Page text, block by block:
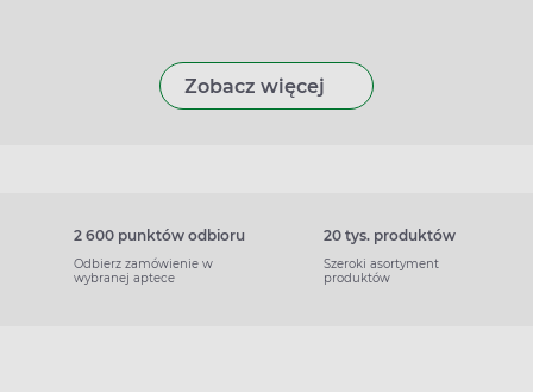
Zobacz więcej
2 600 punktów odbioru
Odbierz zamówienie w
wybranej aptece
20 tys. produktów
Szeroki asortyment
produktów